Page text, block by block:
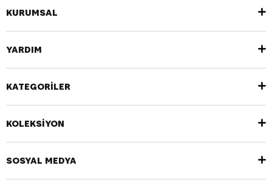
KURUMSAL
YARDIM
KATEGORİLER
KOLEKSİYON
SOSYAL MEDYA